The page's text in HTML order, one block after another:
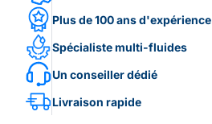
Plus de 100 ans d'expérience
Spécialiste multi-fluides
Un conseiller dédié
Livraison rapide